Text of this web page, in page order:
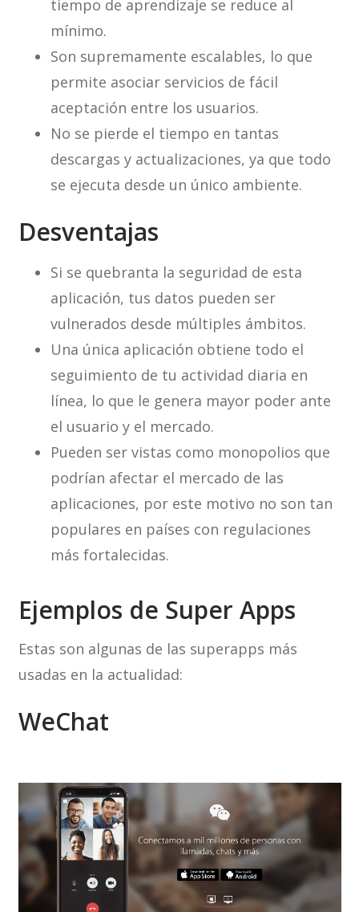
tiempo de aprendizaje se reduce al
mínimo.
Son supremamente escalables, lo que
permite asociar servicios de fácil
aceptación entre los usuarios.
No se pierde el tiempo en tantas
descargas y actualizaciones, ya que todo
se ejecuta desde un único ambiente.
Desventajas
Si se quebranta la seguridad de esta
aplicación, tus datos pueden ser
vulnerados desde múltiples ámbitos.
Una única aplicación obtiene todo el
seguimiento de tu actividad diaria en
línea, lo que le genera mayor poder ante
el usuario y el mercado.
Pueden ser vistas como monopolios que
podrían afectar el mercado de las
aplicaciones, por este motivo no son tan
populares en países con regulaciones
más fortalecidas.
Ejemplos de Super Apps
Estas son algunas de las superapps más
usadas en la actualidad:
WeChat